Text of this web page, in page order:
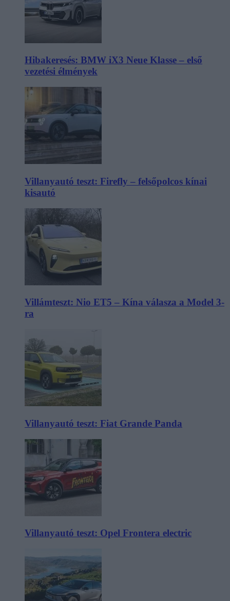
Hibakeresés: BMW iX3 Neue Klasse – első
vezetési élmények
Villanyautó teszt: Firefly – felsőpolcos kínai
kisautó
Villámteszt: Nio ET5 – Kína válasza a Model 3-
ra
Villanyautó teszt: Fiat Grande Panda
Villanyautó teszt: Opel Frontera electric